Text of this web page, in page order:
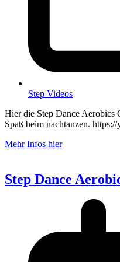
Step Videos
Hier die Step Dance Aerobics
Spaß beim nachtanzen.
Mehr Infos hier
Step Dance